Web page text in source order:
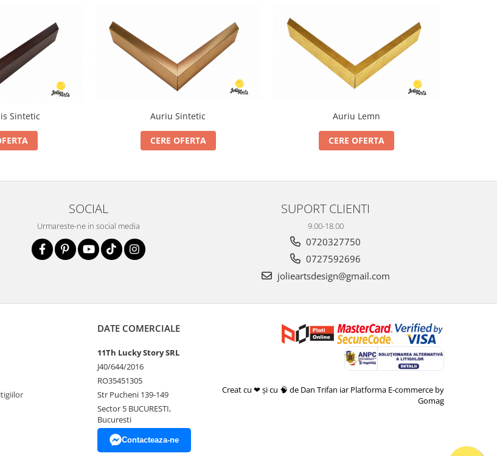
Sintetic Auriu Sintetic
CERE OFERTA
Auriu Lemn
CERE OFERTA
SOCIAL
Urmareste-ne in social media
SUPORT CLIENTI
9.00-18.00
0720327750
0727592696
jolieartsdesign@gmail.com
DATE COMERCIALE
11Th Lucky Story SRL
J40/644/2016
RO35451305
Str Pucheni 139-149
Sector 5 BUCURESTI,
Bucuresti
Contacteaza-ne
Creat cu ❤ și cu 🧠 de Dan Trifan iar Platforma E-commerce by
Gomag